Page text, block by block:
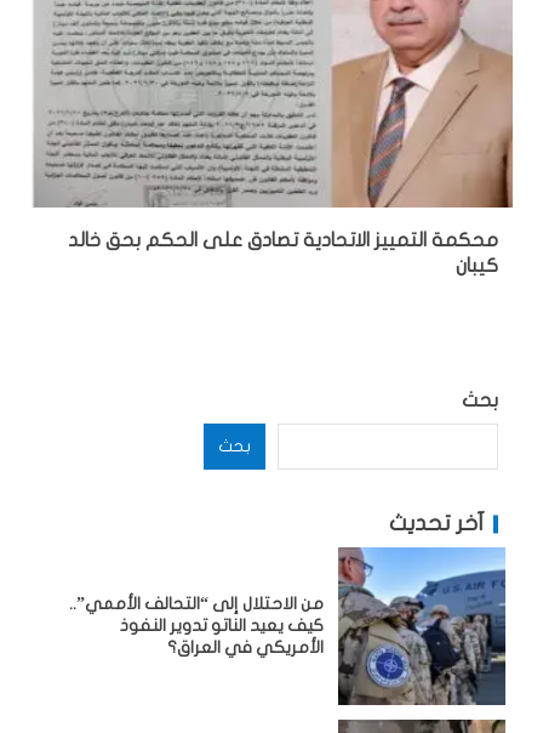
محكمة التمييز الاتحادية تصادق على الحكم بحق خالد
كيبان
بحث
بحث
آخر تحديث
من الاحتلال إلى “التحالف الأممي”..
كيف يعيد الناتو تدوير النفوذ
الأمريكي في العراق؟